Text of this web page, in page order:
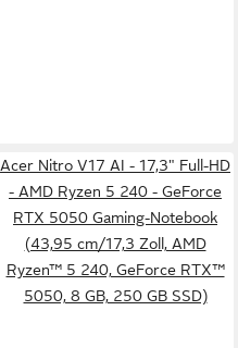
Acer Nitro V17 AI - 17,3" Full-HD
- AMD Ryzen 5 240 - GeForce
RTX 5050 Gaming-Notebook
(43,95 cm/17,3 Zoll, AMD
Ryzen™ 5 240, GeForce RTX™
5050, 8 GB, 250 GB SSD)